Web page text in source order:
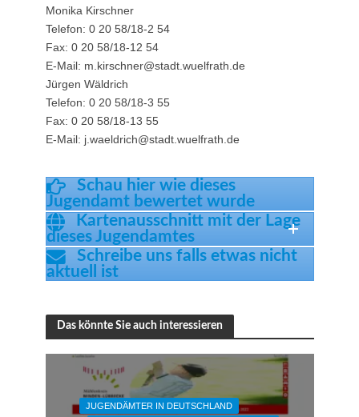
Monika Kirschner
Telefon: 0 20 58/18-2 54
Fax: 0 20 58/18-12 54
E-Mail: m.kirschner@stadt.wuelfrath.de
Jürgen Wäldrich
Telefon: 0 20 58/18-3 55
Fax: 0 20 58/18-13 55
E-Mail: j.waeldrich@stadt.wuelfrath.de
Schau hier wie dieses
Jugendamt bewertet wurde
Kartenausschnitt mit der Lage
dieses Jugendamtes
Schreibe uns falls etwas nicht
aktuell ist
Das könnte Sie auch interessieren
JUGENDÄMTER IN DEUTSCHLAND